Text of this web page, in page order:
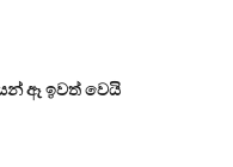
ඈ ඉවත් වෙයි